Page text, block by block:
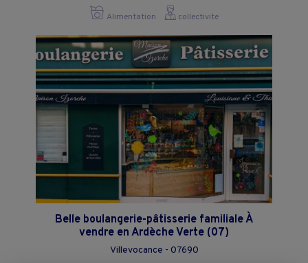
Alimentation collectivite
Belle boulangerie-pâtisserie familiale À
vendre en Ardèche Verte (07)
Villevocance - 07690